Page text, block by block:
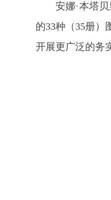
安娜·本塔
的33种（35册）
开展更广泛的务